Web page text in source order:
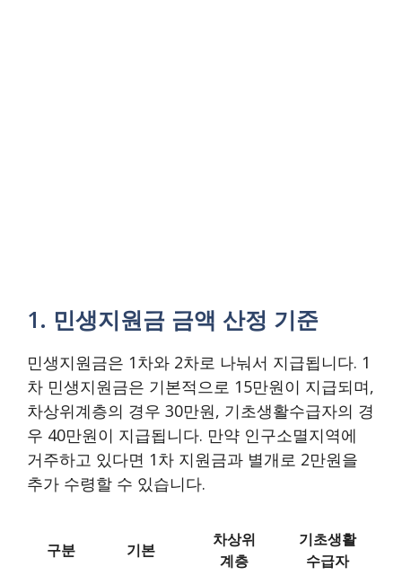
1. 민생지원금 금액 산정 기준
민생지원금은 1차와 2차로 나눠서 지급됩니다. 1
차 민생지원금은 기본적으로 15만원이 지급되며,
차상위계층의 경우 30만원, 기초생활수급자의 경
우 40만원이 지급됩니다. 만약 인구소멸지역에
거주하고 있다면 1차 지원금과 별개로 2만원을
추가 수령할 수 있습니다.
구분 기본
차상위
계층
기초생활
수급자